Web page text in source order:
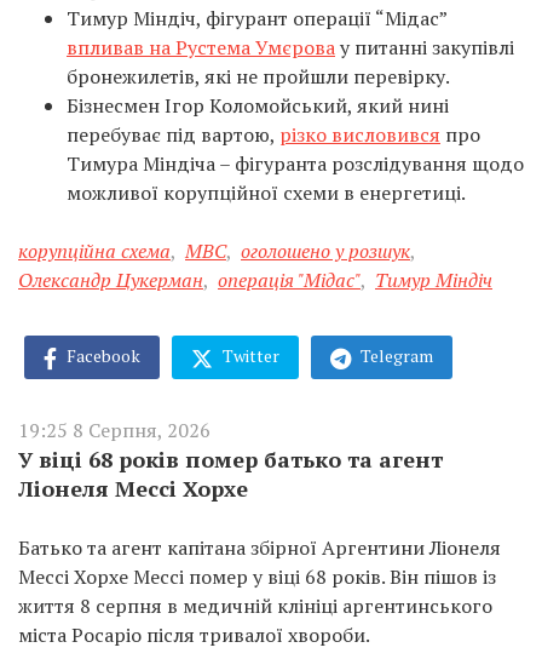
Тимур Міндіч, фігурант операції “Мідас”
впливав на Рустема Умєровау питанні закупівлі
бронежилетів, які не пройшли перевірку.
Бізнесмен Ігор Коломойський, який нині
перебуває під вартою, різко висловився про
Тимура Міндіча – фігуранта розслідування щодо
можливої корупційної схеми в енергетиці.
корупційна схема, МВС, оголошено у розшук,
Олександр Цукерман, операція "Мідас", Тимур Міндіч
Facebook Twitter Telegram
19:25 8 Серпня, 2026
У віці 68 років помер батько та агент
Ліонеля Мессі Хорхе
Батько та агент капітана збірної Аргентини Ліонеля
Мессі Хорхе Мессі помер у віці 68 років. Він пішов із
життя 8 серпня в медичній клініці аргентинського
міста Росаріо після тривалої хвороби.